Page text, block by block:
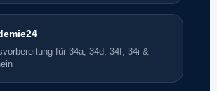
für 34a, 34d, 34f, 34i &